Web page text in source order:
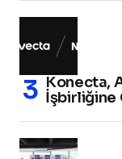
Konecta,
İşbirliğine